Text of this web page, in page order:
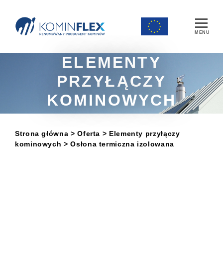
Main Navigation
ELEMENTY
PRZYŁĄCZY
KOMINOWYCH
Strona główna > Oferta > Elementy przyłączy
kominowych > Osłona termiczna izolowana